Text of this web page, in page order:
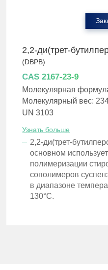
2,2-ди(трет-
(DBPB)
CAS 2167-23-9
Молекулярная
Молекулярный вес:
UN 3103
Узнать больше
2,2-ди(трет-
основном
полимеризации
сополимеров
в диапазоне
130°C.